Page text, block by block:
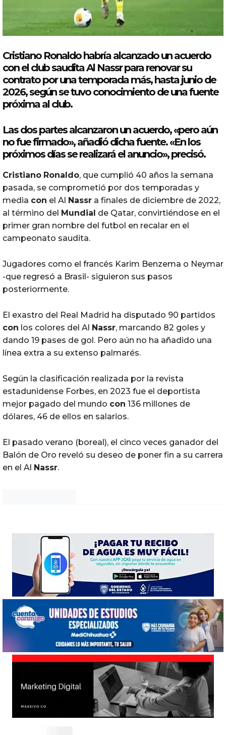
Cristiano Ronaldohabría alcanzado un acuerdo
conel club saudita Al Nassrpara renovar su
contrato por una temporada más,hastajunio de
2026, según se tuvo conocimiento de una fuente
próxima al club.
Las dos partes alcanzaron un acuerdo, «pero aún
no fue firmado», añadió dicha fuente. «En los
próximos días se realizará el anuncio», precisó.
Cristiano Ronaldo, que cumplió 40 años la semana
pasada, se comprometió por dos temporadas y
media con el Al Nassr a finales de diciembre de 2022,
al término del Mundial de Qatar, convirtiéndose en el
primer gran nombre del futbol en recalar en el
campeonato saudita.
Jugadores como el francés Karim Benzema o Neymar
-que regresó a Brasil- siguieron sus pasos
posteriormente.
El exastro del Real Madrid ha disputado 90 partidos
con los colores del Al Nassr, marcando 82 goles y
dando 19 pases de gol. Pero aún no ha añadido una
línea extra a su extenso palmarés.
Según la clasificación realizada por la revista
estadunidense Forbes, en 2023 fue el deportista
mejor pagado del mundo con 136 millones de
dólares, 46 de ellos en salarios.
El pasado verano (boreal), el cinco veces ganador del
Balón de Oro reveló su deseo de poner fin a su carrera
en el Al Nassr.